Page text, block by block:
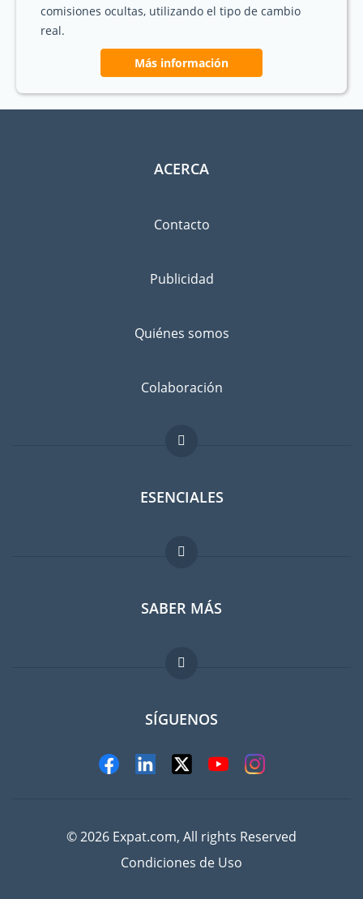
comisiones ocultas, utilizando el tipo de cambio
real.
Más información
ACERCA
Contacto
Publicidad
Quiénes somos
Colaboración
ESENCIALES
Foro para expatriados
Guia para expatriados
Trabajos en el extranjero
SABER MÁS
FAQ
SÍGUENOS
© 2026 Expat.com, All rights Reserved
Condiciones de Uso